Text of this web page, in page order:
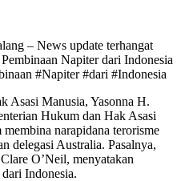
– News update terhangat
Napiter dari Indonesia
#Napiter #dari #Indonesia
Asasi Manusia, Yasonna H.
Hukum dan Hak Asasi
narapidana terorisme
delegasi Australia. Pasalnya,
O’Neil, menyatakan
Indonesia.